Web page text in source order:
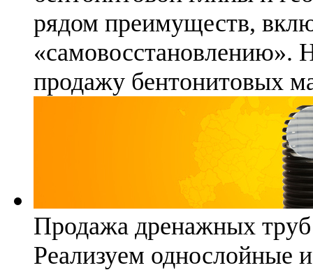
рядом преимуществ,
«самовосстановлению».
продажу бентонитовых
Продажа дренажных труб
Реализуем однослойные